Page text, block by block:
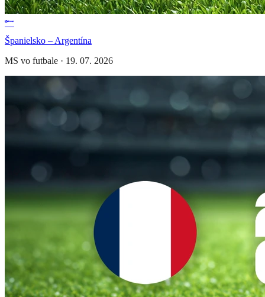
Španielsko – Argentína
MS vo futbale · 19. 07. 2026